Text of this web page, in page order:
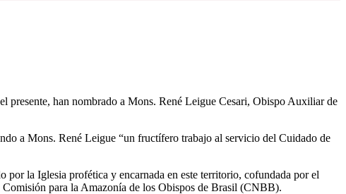
han nombrado a Mons. René Leigue Cesari, Obispo Auxiliar de
a Mons. René Leigue “un fructífero trabajo al servicio del Cuidado de
la Iglesia profética y encarnada en este territorio, cofundada por el
para la Amazonía de los Obispos de Brasil (CNBB).